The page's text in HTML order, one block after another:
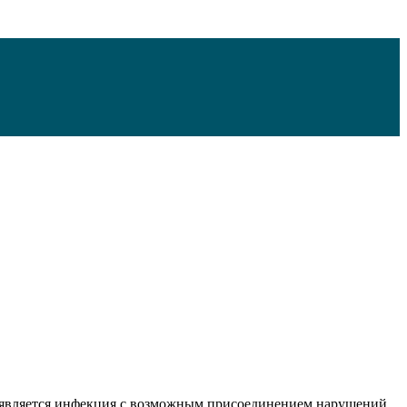
инфекция с возможным присоединением нарушений